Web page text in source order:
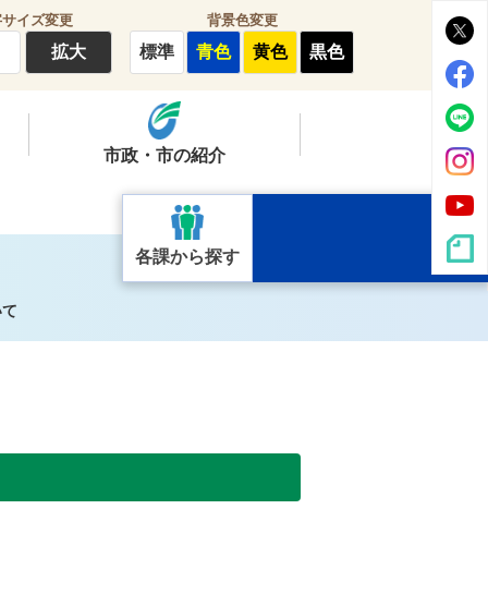
イズ変更
拡大
背景色変更
標準 青色 黄色 黒色
市政・市の紹介
各課から探す